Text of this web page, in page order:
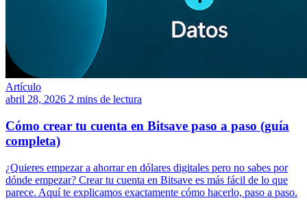
Artículo
abril 28, 2026 2 mins de lectura
Cómo crear tu cuenta en Bitsave paso a paso (guía
completa)
¿Quieres empezar a ahorrar en dólares digitales pero no sabes por
dónde empezar? Crear tu cuenta en Bitsave es más fácil de lo que
parece. Aquí te explicamos exactamente cómo hacerlo, paso a paso.